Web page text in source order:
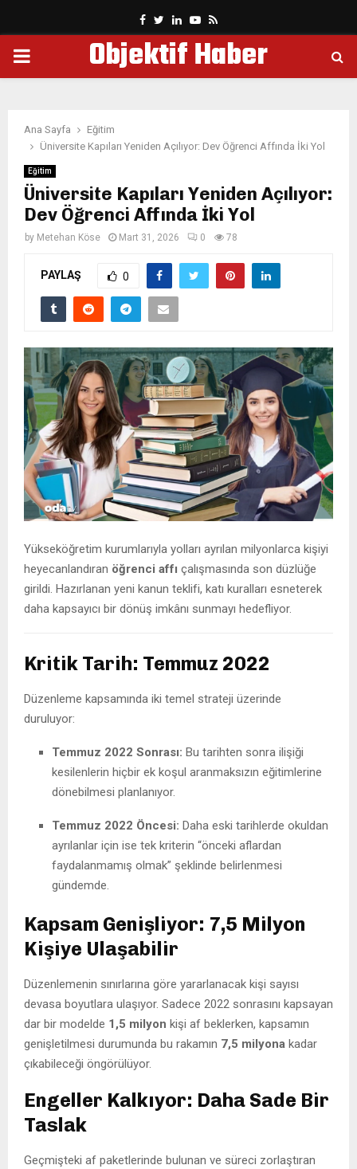
Facebook
Twitter
LinkedinYoutube
Rss
PRIMARYObjektif Haber
Ana Sayfa
Eğitim
Üniversite Kapıları Yeniden Açılıyor: Dev Öğrenci Affında İki Yol
Eğitim
Üniversite Kapıları Yeniden Açılıyor:
Dev Öğrenci Affında İki Yol
by Metehan Köse Mart 31, 2026 0 78
PAYLAŞ 0
Yükseköğretim kurumlarıyla yolları ayrılan milyonlarca kişiyi
heyecanlandıran öğrenci affı çalışmasında son düzlüğe
girildi. Hazırlanan yeni kanun teklifi, katı kuralları esneterek
daha kapsayıcı bir dönüş imkânı sunmayı hedefliyor.
Kritik Tarih: Temmuz 2022
Düzenleme kapsamında iki temel strateji üzerinde
duruluyor:
Temmuz 2022 Sonrası: Bu tarihten sonra ilişiği
kesilenlerin hiçbir ek koşul aranmaksızın eğitimlerine
dönebilmesi planlanıyor.
Temmuz 2022 Öncesi: Daha eski tarihlerde okuldan
ayrılanlar için ise tek kriterin “önceki aflardan
faydalanmamış olmak” şeklinde belirlenmesi
gündemde.
Kapsam Genişliyor: 7,5 Milyon
Kişiye Ulaşabilir
Düzenlemenin sınırlarına göre yararlanacak kişi sayısı
devasa boyutlara ulaşıyor. Sadece 2022 sonrasını kapsayan
dar bir modelde 1,5 milyon kişi af beklerken, kapsamın
genişletilmesi durumunda bu rakamın 7,5 milyona kadar
çıkabileceği öngörülüyor.
Engeller Kalkıyor: Daha Sade Bir
Taslak
Geçmişteki af paketlerinde bulunan ve süreci zorlaştıran